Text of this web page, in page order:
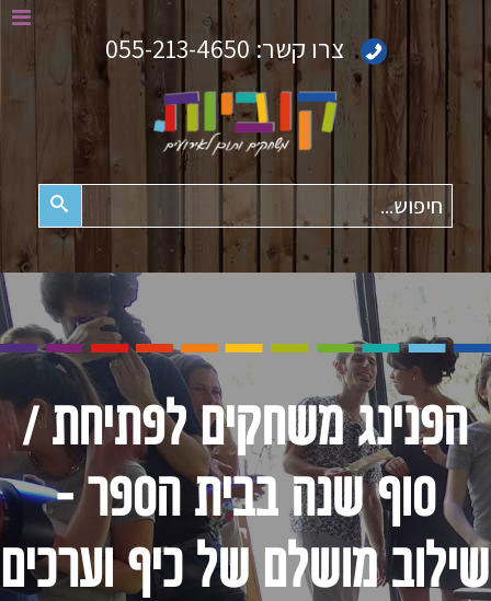
צרו קשר:055-213-4650
הפנינג משחקים לפתיחת /
סוף שנה בבית הספר -
שילוב מושלם של כיף וערכים